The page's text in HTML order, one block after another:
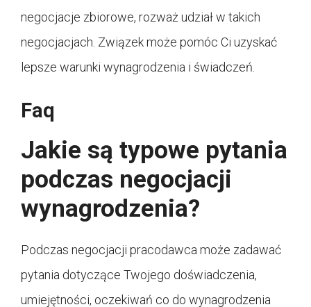
negocjacje zbiorowe, rozważ udział w takich
negocjacjach. Związek może pomóc Ci uzyskać
lepsze warunki wynagrodzenia i świadczeń.
Faq
Jakie są typowe pytania
podczas negocjacji
wynagrodzenia?
Podczas negocjacji pracodawca może zadawać
pytania dotyczące Twojego doświadczenia,
umiejętności, oczekiwań co do wynagrodzenia